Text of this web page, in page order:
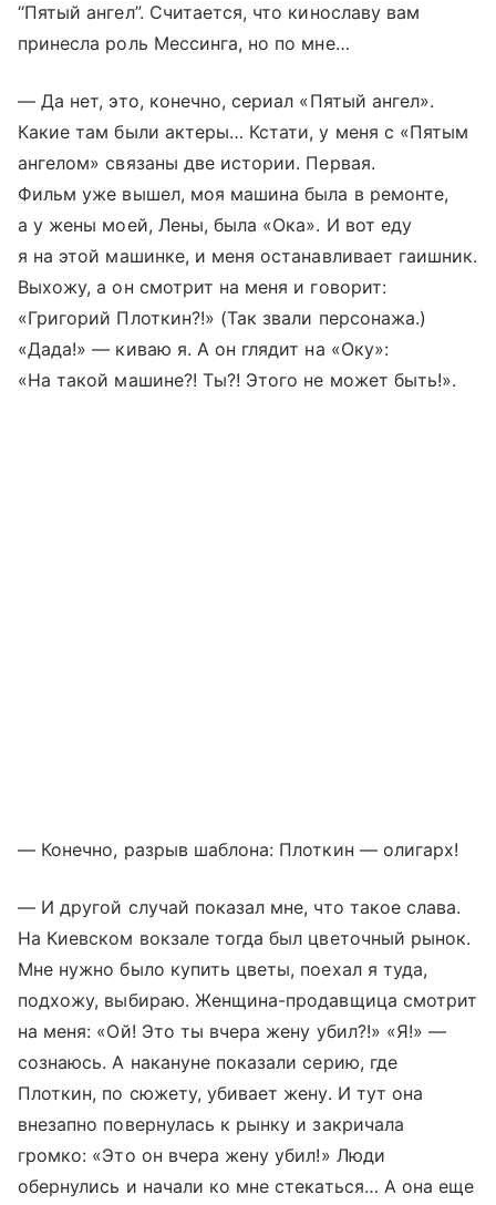
“Пятый ангел”. Считается, что кинославу вам
принесла роль Мессинга, но по мне…
— Да нет, это, конечно, сериал «Пятый ангел».
Какие там были актеры… Кстати, у меня с «Пятым
ангелом» связаны две истории. Первая.
Фильм уже вышел, моя машина была в ремонте,
а у жены моей, Лены, была «Ока». И вот еду
я на этой машинке, и меня останавливает гаишник.
Выхожу, а он смотрит на меня и говорит:
«Григорий Плоткин?!» (Так звали персонажа.)
«Дада!» — киваю я. А он глядит на «Оку»:
«На такой машине?! Ты?! Этого не может быть!».
— Конечно, разрыв шаблона: Плоткин — олигарх!
— И другой случай показал мне, что такое слава.
На Киевском вокзале тогда был цветочный рынок.
Мне нужно было купить цветы, поехал я туда,
подхожу, выбираю. Женщина-продавщица смотрит
на меня: «Ой! Это ты вчера жену убил?!» «Я!» —
сознаюсь. А накануне показали серию, где
Плоткин, по сюжету, убивает жену. И тут она
внезапно повернулась к рынку и закричала
громко: «Это он вчера жену убил!» Люди
обернулись и начали ко мне стекаться… А она еще